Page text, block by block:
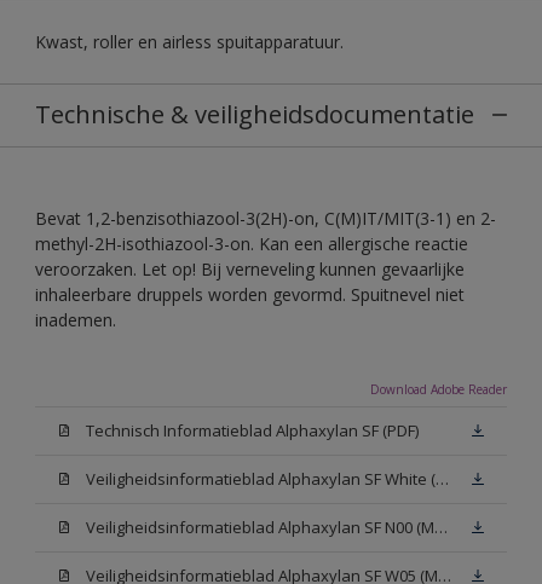
Kwast, roller en airless spuitapparatuur.
Technische & veiligheidsdocumentatie
Bevat 1,2-benzisothiazool-3(2H)-on, C(M)IT/MIT(3-1) en 2-
methyl-2H-isothiazool-3-on. Kan een allergische reactie
veroorzaken. Let op! Bij verneveling kunnen gevaarlijke
inhaleerbare druppels worden gevormd. Spuitnevel niet
inademen.
Download Adobe Reader
Technisch Informatieblad Alphaxylan SF (PDF)
Veiligheidsinformatieblad Alphaxylan SF White (MSDS)
Veiligheidsinformatieblad Alphaxylan SF N00 (MSDS)
Veiligheidsinformatieblad Alphaxylan SF W05 (MSDS)